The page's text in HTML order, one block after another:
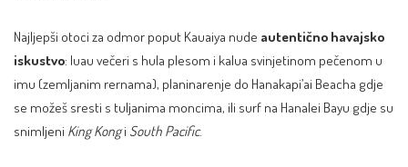
Najljepši otoci za odmor poput Kauaiya nude autentično havajsko
iskustvo: luau večeri s hula plesom i kalua svinjetinom pečenom u
imu (zemljanim rernama), planinarenje do Hanakapi’ai Beacha gdje
se možeš sresti s tuljanima moncima, ili surf na Hanalei Bayu gdje su
snimljeni King Kongi South Pacific.